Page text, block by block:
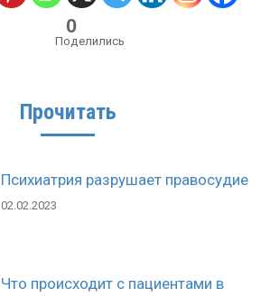
0
Поделились
Прочитать
Психиатрия разрушает правосудие
02.02.2023
Что происходит с пациентами в